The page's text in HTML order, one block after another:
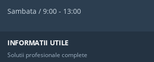
Sambata / 9:00 - 13:00
INFORMATII UTILE
Solutii profesionale complete